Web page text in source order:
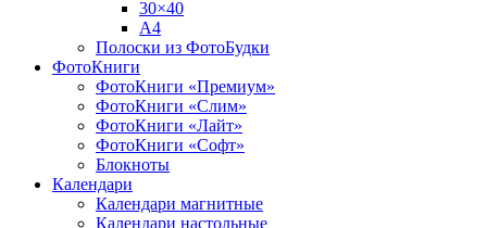
30×40
A4
Полоски из ФотоБудки
ФотоКниги
ФотоКниги «Премиум»
ФотоКниги «Слим»
ФотоКниги «Лайт»
ФотоКниги «Софт»
Блокноты
Календари
Календари магнитные
Календари настольные